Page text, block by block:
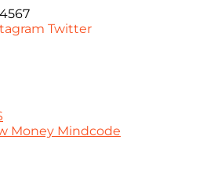
Twitter
Money Mindcode